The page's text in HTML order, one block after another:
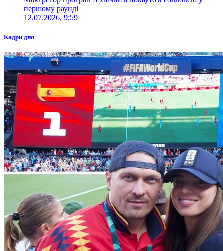
першому раунді
12.07.2026, 9:59
Кадри дня